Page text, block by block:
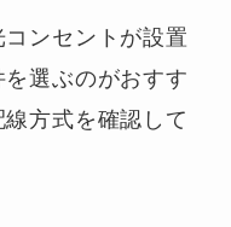
ンセントが設置
選ぶのがおすす
方式を確認して